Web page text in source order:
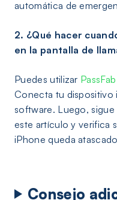
automática de
2. ¿Qué hacer
en la pantalla de
Puedes utilizar
Conecta tu dispositivo
software. Luego,
este artículo y verifica
iPhone queda
Consejo